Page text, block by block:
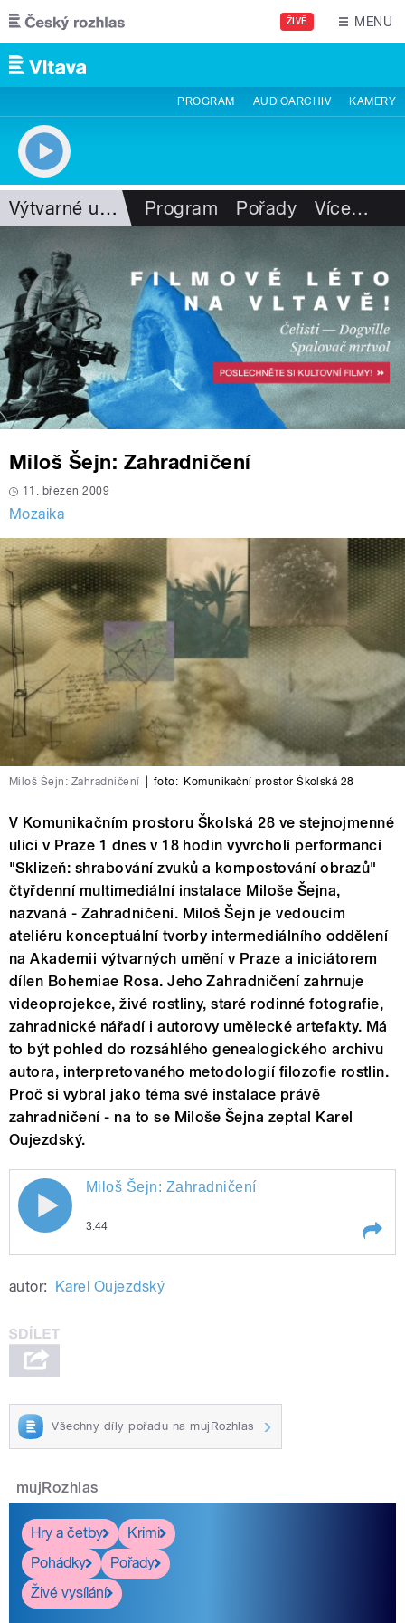
Přejít k hlavnímu obsahu
ŽIVĚ MENU
PROGRAM AUDIOARCHIV KAMERY
Výtvarné umění Program Pořady Více…
Miloš Šejn: Zahradničení
11. březen 2009
Mozaika
Miloš Šejn: Zahradničení foto: Komunikační prostor Školská 28
V Komunikačním prostoru Školská 28 ve stejnojmenné
ulici v Praze 1 dnes v 18 hodin vyvrcholí performancí
"Sklizeň: shrabování zvuků a kompostování obrazů"
čtyřdenní multimediální instalace Miloše Šejna,
nazvaná - Zahradničení. Miloš Šejn je vedoucím
ateliéru konceptuální tvorby intermediálního oddělení
na Akademii výtvarných umění v Praze a iniciátorem
dílen Bohemiae Rosa. Jeho Zahradničení zahrnuje
videoprojekce, živé rostliny, staré rodinné fotografie,
zahradnické nářadí i autorovy umělecké artefakty. Má
to být pohled do rozsáhlého genealogického archivu
autora, interpretovaného metodologií filozofie rostlin.
Proč si vybral jako téma své instalace právě
zahradničení - na to se Miloše Šejna zeptal Karel
Oujezdský.
Miloš Šejn: Zahradničení
pause
Miloš Šejn: Zahradničení
3:44
autor: Karel Oujezdský
Všechny díly pořadu na mujRozhlas
mujRozhlas
Hry a četby
Krimi
Pohádky
Pořady
Živé vysílání